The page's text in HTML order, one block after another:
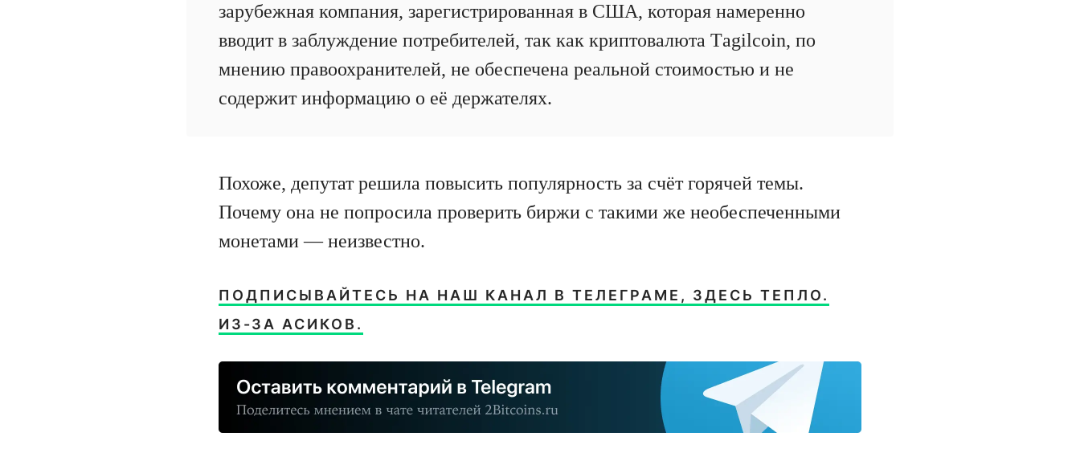
зарубежная компания, зарегистрированная в США, которая намеренно
вводит в заблуждение потребителей, так как криптовалюта Тagilcoin, по
мнению правоохранителей, не обеспечена реальной стоимостью и не
содержит информацию о её держателях.
Похоже, депутат решила повысить популярность за счёт горячей темы.
Почему она не попросила проверить биржи с такими же необеспеченными
монетами — неизвестно.
ПОДПИСЫВАЙТЕСЬ НА НАШ КАНАЛ В ТЕЛЕГРАМЕ, ЗДЕСЬ ТЕПЛО.
ИЗ-ЗА АСИКОВ.